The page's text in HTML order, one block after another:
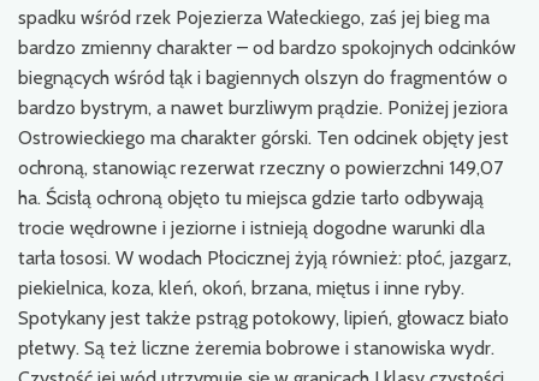
spadku wśród rzek Pojezierza Wałeckiego, zaś jej bieg ma
bardzo zmienny charakter – od bardzo spokojnych odcinków
biegnących wśród łąk i bagiennych olszyn do fragmentów o
bardzo bystrym, a nawet burzliwym prądzie. Poniżej jeziora
Ostrowieckiego ma charakter górski. Ten odcinek objęty jest
ochroną, stanowiąc rezerwat rzeczny o powierzchni 149,07
ha. Ścisłą ochroną objęto tu miejsca gdzie tarło odbywają
trocie wędrowne i jeziorne i istnieją dogodne warunki dla
tarła łososi. W wodach Płocicznej żyją również: płoć, jazgarz,
piekielnica, koza, kleń, okoń, brzana, miętus i inne ryby.
Spotykany jest także pstrąg potokowy, lipień, głowacz biało
płetwy. Są też liczne żeremia bobrowe i stanowiska wydr.